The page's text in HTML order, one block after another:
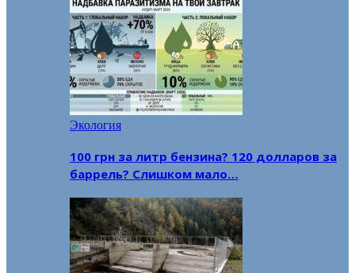
Экология
100 грн за литр бензина? 120 долларов за
баррель? Слишком мало…